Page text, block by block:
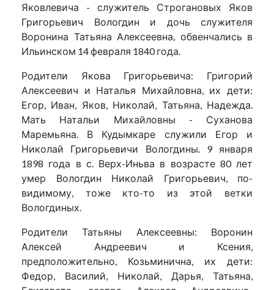
Яковлевича - служитель Строгановых Яков
Григорьевич Вологдин и дочь служителя
Воронина Татьяна Алексеевна, обвенчались в
Ильинском 14 февраля 1840 года.
Родители Якова Григорьевича: Григорий
Алексеевич и Наталья Михайловна, их дети:
Егор, Иван, Яков, Николай, Татьяна, Надежда.
Мать Натальи Михайловны - Суханова
Маремьяна. В Кудымкаре служили Егор и
Николай Григорьевичи Вологдины. 9 января
1898 года в с. Верх-Иньва в возрасте 80 лет
умер Вологдин Николай Григорьевич, по-
видимому, тоже кто-то из этой ветки
Вологдиных.
Родители Татьяны Алексеевны: Воронин
Алексей Андреевич и Ксения,
предположительно, Козьминична, их дети:
Федор, Василий, Николай, Дарья, Татьяна,